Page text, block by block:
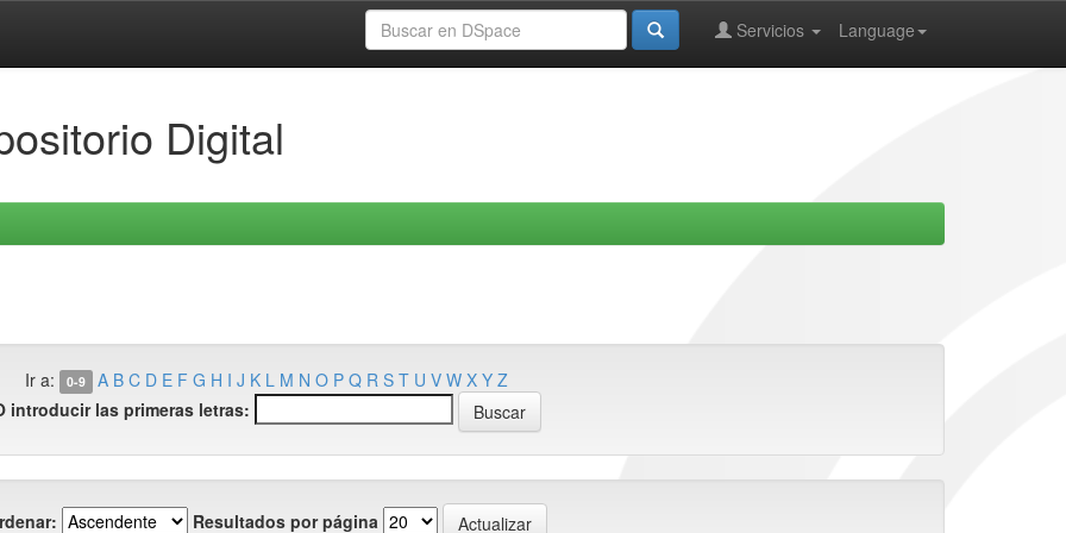
Language
Servicios
Digital
Ir a: 0-9 A B C D E F G H I J K L M N O P Q R S T U V W X Y Z
introducir las primeras letras:
Resultados por página